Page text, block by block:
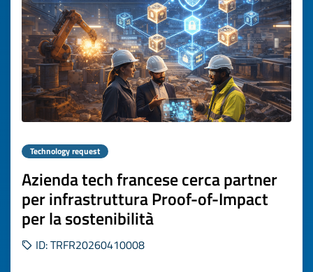
Technology request
Azienda tech francese cerca partner
per infrastruttura Proof-of-Impact
per la sostenibilità
ID: TRFR20260410008